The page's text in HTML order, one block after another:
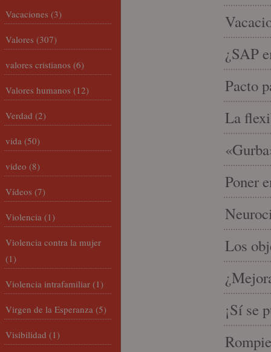
¿SAP
Pacto
La
Poner
Los
¡Sí se
Vacaciones (3)
Valores (307)
valores cristianos (6)
Valores humanos (12)
Verdad (2)
vida (50)
video (8)
Vídeos (7)
Violencia (1)
Violencia contra la mujer
(1)
Violencia intrafamiliar (1)
Virgen de la Esperanza (5)
Visibilidad (1)